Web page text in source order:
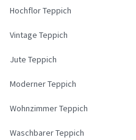
Hochflor Teppich
Vintage Teppich
Jute Teppich
Moderner Teppich
Wohnzimmer Teppich
Waschbarer Teppich